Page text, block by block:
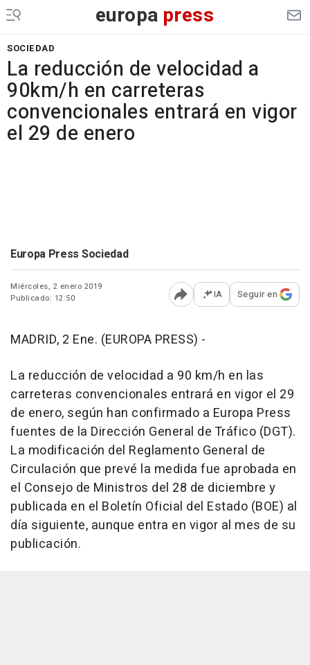
europa press
SOCIEDAD
La reducción de velocidad a
90km/h en carreteras
convencionales entrará en vigor
el 29 de enero
Europa Press Sociedad
Miércoles, 2 enero 2019
Publicado: 12:50
Abrir opciones para
IA Seguir en
MADRID, 2 Ene. (EUROPA PRESS) -
La reducción de velocidad a 90 km/h en las
carreteras convencionales entrará en vigor el 29
de enero, según han confirmado a Europa Press
fuentes de la Dirección General de Tráfico (DGT).
La modificación del Reglamento General de
Circulación que prevé la medida fue aprobada en
el Consejo de Ministros del 28 de diciembre y
publicada en el Boletín Oficial del Estado (BOE) al
día siguiente, aunque entra en vigor al mes de su
publicación.